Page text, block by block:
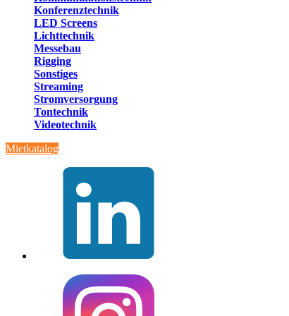
Konferenztechnik
LED Screens
Lichttechnik
Messebau
Rigging
Sonstiges
Streaming
Stromversorgung
Tontechnik
Videotechnik
Mietkatalog